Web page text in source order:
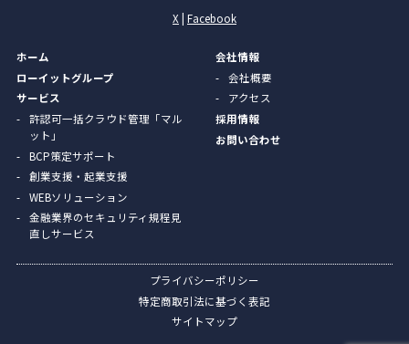
X
Facebook
ホーム
ローイットグループ
サービス
許認可一括クラウド管理「マル
ット」
BCP策定サポート
創業支援・起業支援
WEBソリューション
金融業界のセキュリティ規程見
直しサービス
会社情報
会社概要
アクセス
採用情報
お問い合わせ
プライバシーポリシー
特定商取引法に基づく表記
サイトマップ